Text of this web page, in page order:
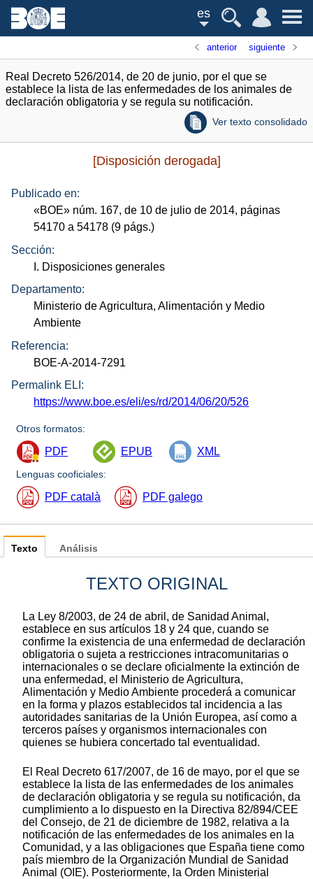
es
anterior siguiente
Real Decreto 526/2014, de 20 de junio, por el que se
establece la lista de las enfermedades de los animales de
declaración obligatoria y se regula su notificación.
Ver texto consolidado
[Disposición derogada]
Publicado en:
«BOE» núm. 167, de 10 de julio de 2014, páginas
54170 a 54178 (9 págs.)
Sección:
I. Disposiciones generales
Departamento:
Ministerio de Agricultura, Alimentación y Medio
Ambiente
Referencia:
BOE-A-2014-7291
Permalink ELI:
https://www.boe.es/eli/es/rd/2014/06/20/526
Otros formatos:
PDF EPUB XML
Lenguas cooficiales:
PDF català PDF galego
Texto
TEXTO ORIGINAL
La Ley 8/2003, de 24 de abril, de Sanidad Animal,
establece en sus artículos 18 y 24 que, cuando se
confirme la existencia de una enfermedad de declaración
obligatoria o sujeta a restricciones intracomunitarias o
internacionales o se declare oficialmente la extinción de
una enfermedad, el Ministerio de Agricultura,
Alimentación y Medio Ambiente procederá a comunicar
en la forma y plazos establecidos tal incidencia a las
autoridades sanitarias de la Unión Europea, así como a
terceros países y organismos internacionales con
quienes se hubiera concertado tal eventualidad.
El Real Decreto 617/2007, de 16 de mayo, por el que se
establece la lista de las enfermedades de los animales
de declaración obligatoria y se regula su notificación, da
cumplimiento a lo dispuesto en la Directiva 82/894/CEE
del Consejo, de 21 de diciembre de 1982, relativa a la
notificación de las enfermedades de los animales en la
Comunidad, y a las obligaciones que España tiene como
país miembro de la Organización Mundial de Sanidad
Animal (OIE). Posteriormente, la Orden Ministerial
Análisis